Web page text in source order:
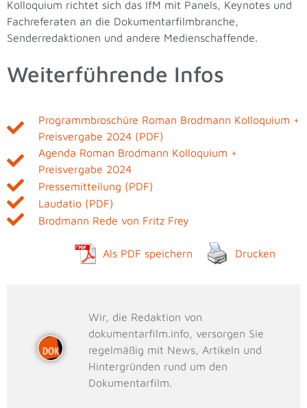
Kolloquium richtet sich das IfM mit Panels, Keynotes und
Fachreferaten an die Dokumentarfilmbranche,
Senderredaktionen und andere Medienschaffende.
Weiterführende Infos
Programmbroschüre Roman Brodmann Kolloquium +
Preisvergabe 2024 (PDF)
Agenda Roman Brodmann Kolloquium +
Preisvergabe 2024
Pressemitteilung (PDF)
Laudatio (PDF)
Brodmann Rede von Fritz Frey
Als PDF speichern Drucken
Wir, die Redaktion von
dokumentarfilm.info, versorgen Sie
regelmäßig mit News, Artikeln und
Hintergründen rund um den
Dokumentarfilm.